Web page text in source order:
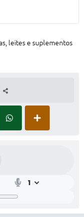
leites e suplementos